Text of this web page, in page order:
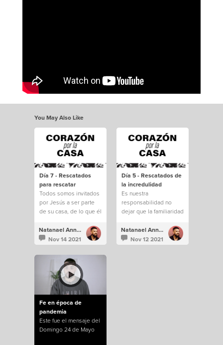
You May Also Like
Día 7 - Rescatados
para rescatar
Todos somos invitados
por Jesús a ser parte
de su casa, de lo que él
Natanael Annacondia
Nov 14 2021
Día 5 - Rescatados de
la incredulidad
Es nuestra
responsabilidad no
dejar que la familiaridad
saquen de todo lo que
Dios tiene para
nosotros.
Natanael Annacondia
Nov 12 2021
Fe en época de
pandemia
Este fue el mensaje del
Domingo 24 de Mayo